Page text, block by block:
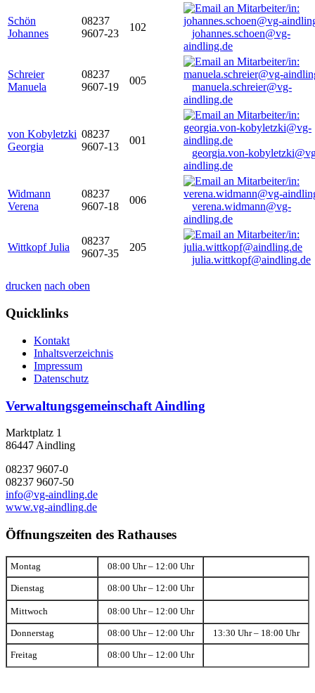
Schön
Johannes
08237
9607-23
102
johannes.schoen@vg-
aindling.de
Schreier
Manuela
08237
9607-19
005
manuela.schreier@vg-
aindling.de
von Kobyletzki
Georgia
08237
9607-13
001
georgia.von-
aindling.de
Widmann
Verena
08237
9607-18
006
verena.widmann@vg-
aindling.de
Wittkopf Julia
08237
9607-35
205
julia.wittkopf@aindling.de
drucken nach oben
Quicklinks
Kontakt
Inhaltsverzeichnis
Impressum
Datenschutz
Verwaltungsgemeinschaft Aindling
Marktplatz 1
86447 Aindling
08237 9607-0
08237 9607-50
info@vg-aindling.de
www.vg-aindling.de
Öffnungszeiten des Rathauses
Montag 08:00 Uhr – 12:00 Uhr
Dienstag 08:00 Uhr – 12:00 Uhr
Mittwoch 08:00 Uhr – 12:00 Uhr
Donnerstag 08:00 Uhr – 12:00 Uhr 13:30 Uhr – 18:00 Uhr
Freitag 08:00 Uhr – 12:00 Uhr